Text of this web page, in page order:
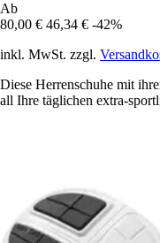
Ab
80,00 € 46,34 € -42%
inkl. MwSt. zzgl.
Diese Herrenschuhe mit
all Ihre täglichen extra-